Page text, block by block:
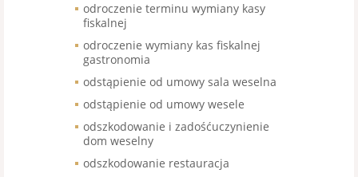
odroczenie terminu wymiany kasy
fiskalnej
odroczenie wymiany kas fiskalnej
gastronomia
odstąpienie od umowy sala weselna
odstąpienie od umowy wesele
odszkodowanie i zadośćuczynienie
dom weselny
odszkodowanie restauracja